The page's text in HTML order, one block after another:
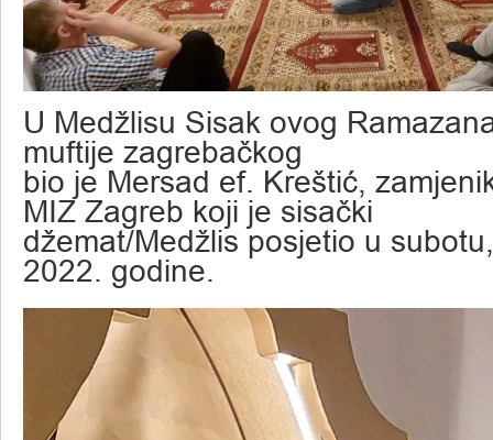
U Medžlisu Sisak ovog
muftije zagrebačkog
bio je Mersad ef. Kreštić,
MIZ Zagreb koji je sisački
džemat/Medžlis posjetio u
2022. godine.